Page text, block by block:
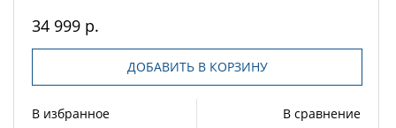
34 999 р.
ДОБАВИТЬ В КОРЗИНУ
В избранное В сравнение